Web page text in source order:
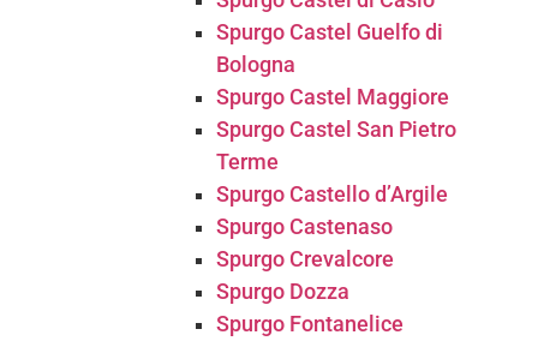
Spurgo Castel Guelfo di
Bologna
Spurgo Castel Maggiore
Spurgo Castel San Pietro
Terme
Spurgo Castello d’Argile
Spurgo Castenaso
Spurgo Crevalcore
Spurgo Dozza
Spurgo Fontanelice